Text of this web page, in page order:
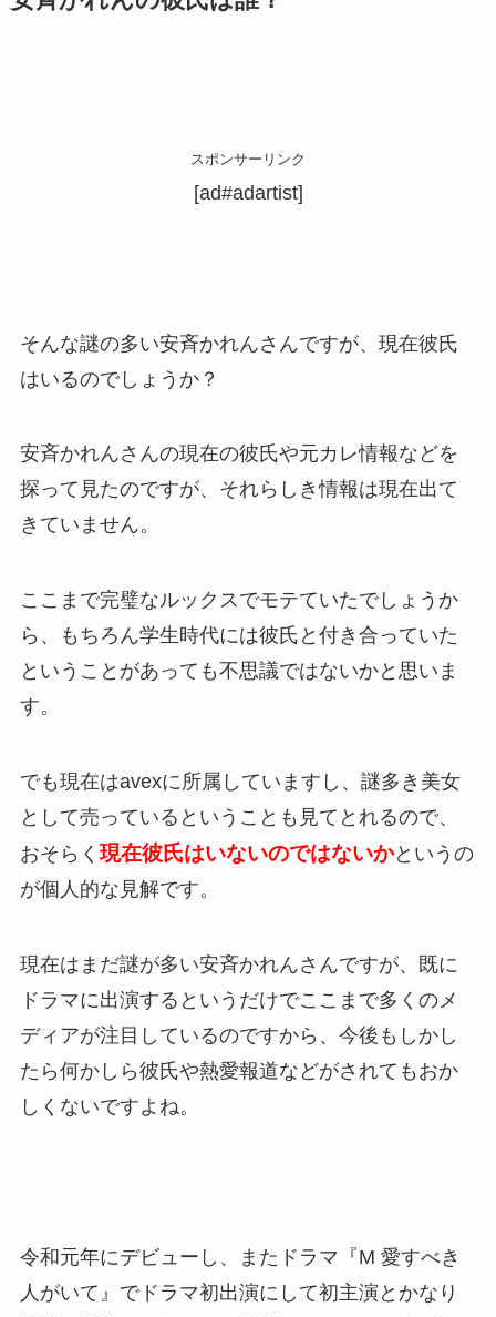
スポンサーリンク
[ad#adartist]
そんな謎の多い安斉かれんさんですが、現在彼氏
はいるのでしょうか？
安斉かれんさんの現在の彼氏や元カレ情報などを
探って見たのですが、それらしき情報は現在出て
きていません。
ここまで完璧なルックスでモテていたでしょうか
ら、もちろん学生時代には彼氏と付き合っていた
ということがあっても不思議ではないかと思いま
す。
でも現在はavexに所属していますし、謎多き美女
として売っているということも見てとれるので、
おそらく 現在彼氏はいないのではないかというの
が個人的な見解です。
現在はまだ謎が多い安斉かれんさんですが、既に
ドラマに出演するというだけでここまで多くのメ
ディアが注目しているのですから、今後もしかし
たら何かしら彼氏や熱愛報道などがされてもおか
しくないですよね。
令和元年にデビューし、またドラマ『M 愛すべき
人がいて』でドラマ初出演にして初主演とかなり